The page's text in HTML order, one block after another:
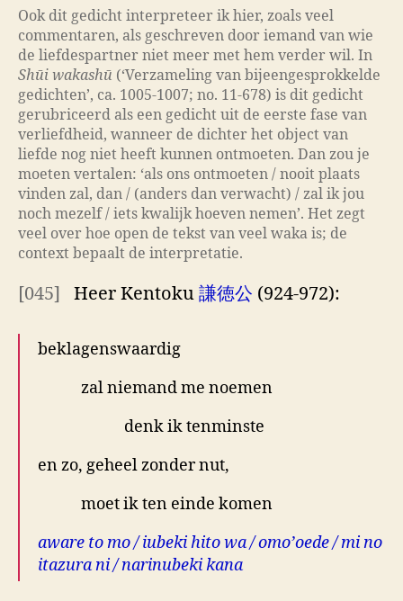
Ook dit gedicht interpreteer ik hier, zoals veel
commentaren, als geschreven door iemand van wie
de liefdespartner niet meer met hem verder wil. In
Shūi wakashū (‘Verzameling van bijeengesprokkelde
gedichten’, ca. 1005-1007; no. 11-678) is dit gedicht
gerubriceerd als een gedicht uit de eerste fase van
verliefdheid, wanneer de dichter het object van
liefde nog niet heeft kunnen ontmoeten. Dan zou je
moeten vertalen: ‘als ons ontmoeten / nooit plaats
vinden zal, dan / (anders dan verwacht) / zal ik jou
noch mezelf / iets kwalijk hoeven nemen’. Het zegt
veel over hoe open de tekst van veel waka is; de
context bepaalt de interpretatie.
[045] Heer Kentoku 謙徳公 (924-972):
beklagenswaardig
zal niemand me noemen
denk ik tenminste
en zo, geheel zonder nut,
moet ik ten einde komen
aware to mo / iubeki hito wa / omo’oede / mi no
itazura ni / narinubeki kana